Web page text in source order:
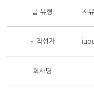
글 유형 자
* 작성자
회사명